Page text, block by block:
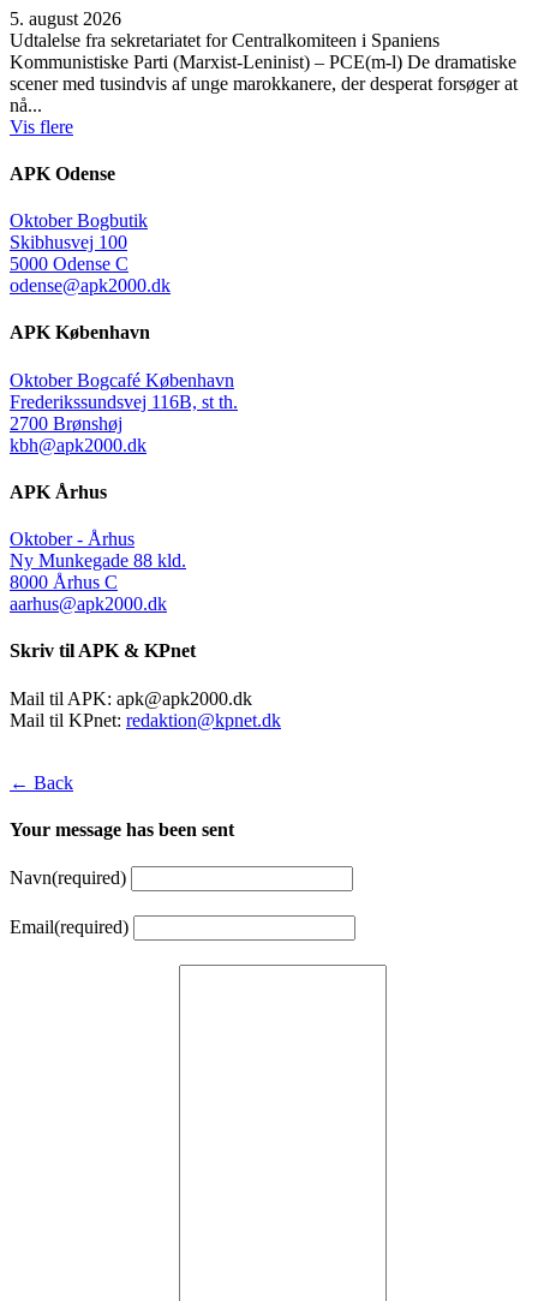
5. august 2026
Udtalelse fra sekretariatet for Centralkomiteen i Spaniens
Kommunistiske Parti (Marxist-Leninist) – PCE(m-l) De dramatiske
scener med tusindvis af unge marokkanere, der desperat forsøger at
nå...
Vis flere
APK Odense
Oktober Bogbutik
Skibhusvej 100
5000 Odense C
odense@apk2000.dk
APK København
Oktober Bogcafé København
Frederikssundsvej 116B, st th.
2700 Brønshøj
kbh@apk2000.dk
APK Århus
Oktober - Århus
Ny Munkegade 88 kld.
8000 Århus C
aarhus@apk2000.dk
Skriv til APK & KPnet
Mail til APK: apk@apk2000.dk
Mail til KPnet: redaktion@kpnet.dk
← Back
Your message has been sent
Navn(required)
Email(required)